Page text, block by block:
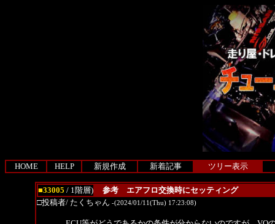
HOME HELP 新規作成 新着記事 ツリー表示
■33005 / 1階層)
参考 エアフロ交換時にセッティング
□投稿者/ たくちゃん -(2024/01/11(Thu) 17:23:08)